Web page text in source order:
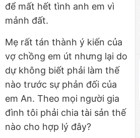
để mất hết tình anh em vì
mảnh đất.
Mẹ rất tán thành ý kiến của
vợ chồng em út nhưng lại do
dự không biết phải làm thế
nào trước sự phản đối của
em An. Theo mọi người gia
đình tôi phải chia tài sản thế
nào cho hợp lý đây?